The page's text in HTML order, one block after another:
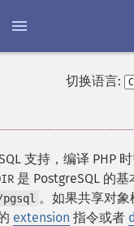
切换语言:
支持，编译 PHP
是 PostgreSQL 的
。如果共享对
extension 指令或者